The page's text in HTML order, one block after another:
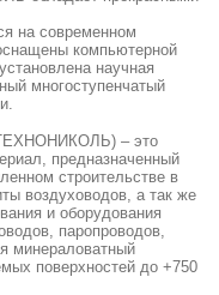
на современном
компьютерной
научная
многоступенчатый
– это
предназначенный
строительстве в
воздуховодов, а так же
и оборудования
паропроводов,
минераловатный
поверхностей до +750